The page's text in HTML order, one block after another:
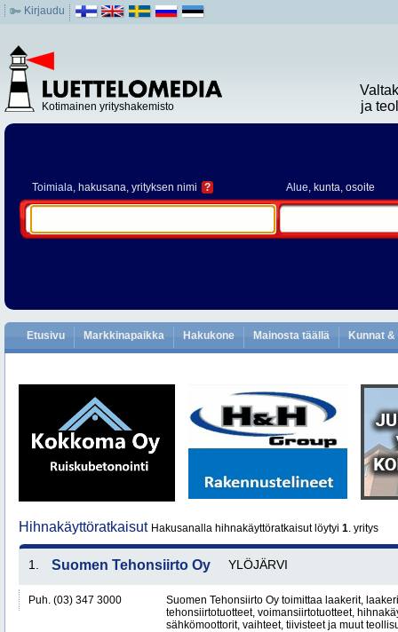
Kirjaudu
Kotimainen yrityshakemisto
ja
Toimiala, hakusana, yrityksen nimi ? Alue, kunta, osoite
Etusivu Markkinapaikka Hakukone Mainosta täällä Kunnat
Hihnakäyttöratkaisut Hakusanalla hihnakäyttöratkaisut löytyi 1. yritys
1. Suomen Tehonsiirto Oy YLÖJÄRVI
Puh. (03) 347 3000
Suomen Tehonsiirto Oy toimittaa laakerit,
tehonsiirtotuotteet, voimansiirtotuotteet,
sähkömoottorit, vaihteet, tiivisteet ja muut